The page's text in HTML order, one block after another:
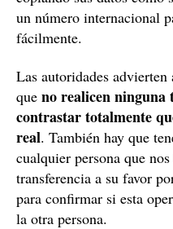
un número internacional
fácilmente.
Las autoridades
que no realicen ninguna
contrastar totalmente
real. También hay que
cualquier persona que
transferencia a su favor
para confirmar si esta
la otra persona.